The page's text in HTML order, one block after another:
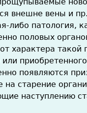
внешне вены и
либо патология,
половых
характера такой
появляются
старение
наступлению